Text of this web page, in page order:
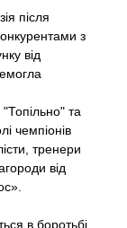
після
з
від
та
чемпіонів
тренери
від
в боротьбі